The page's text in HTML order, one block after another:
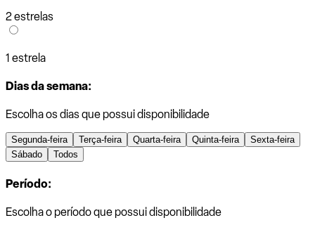
2 estrelas
1 estrela
Dias da semana:
Escolha os dias que possui disponibilidade
Segunda-feira Terça-feira Quarta-feira Quinta-feira
Sexta-feira
Sábado
Todos
Período:
Escolha o período que possui disponibilidade